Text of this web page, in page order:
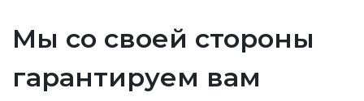
Мы со своей стороны
гарантируем вам